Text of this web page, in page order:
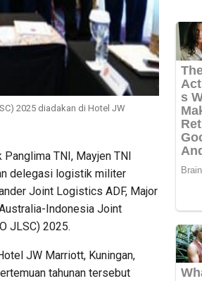
2025 diadakan di Hotel JW
TNI, Mayjen TNI
delegasi logistik militer
Joint Logistics ADF, Major
Indonesia Joint
JLSC) 2025.
JW Marriott, Kuningan,
tahunan tersebut